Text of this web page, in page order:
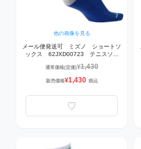
他の画像を見る
メール便発送可 ミズノ ショートソ
ックス 62JXD00723 テニスソッ
通常価格(定価)¥1,430
販売価格¥1,430 税込